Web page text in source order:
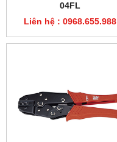
04FL
Liên hệ : 0968.655.988